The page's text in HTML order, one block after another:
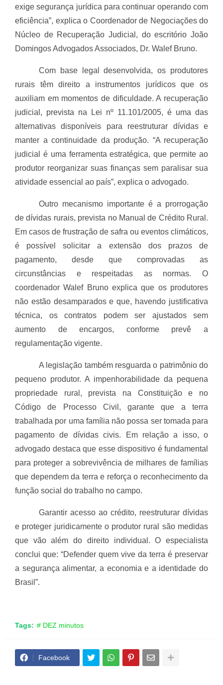
exige segurança jurídica para continuar operando com
eficiência”, explica o Coordenador de Negociações do
Núcleo de Recuperação Judicial, do escritório João
Domingos Advogados Associados, Dr. Walef Bruno.
Com base legal desenvolvida, os produtores
rurais têm direito a instrumentos jurídicos que os
auxiliam em momentos de dificuldade. A recuperação
judicial, prevista na Lei nº 11.101/2005, é uma das
alternativas disponíveis para reestruturar dívidas e
manter a continuidade da produção. “A recuperação
judicial é uma ferramenta estratégica, que permite ao
produtor reorganizar suas finanças sem paralisar sua
atividade essencial ao país”, explica o advogado.
Outro mecanismo importante é a prorrogação
de dívidas rurais, prevista no Manual de Crédito Rural.
Em casos de frustração de safra ou eventos climáticos,
é possível solicitar a extensão dos prazos de
pagamento, desde que comprovadas as
circunstâncias e respeitadas as normas. O
coordenador Walef Bruno explica que os produtores
não estão desamparados e que, havendo justificativa
técnica, os contratos podem ser ajustados sem
aumento de encargos, conforme prevê a
regulamentação vigente.
A legislação também resguarda o patrimônio do
pequeno produtor. A impenhorabilidade da pequena
propriedade rural, prevista na Constituição e no
Código de Processo Civil, garante que a terra
trabalhada por uma família não possa ser tomada para
pagamento de dívidas civis. Em relação a isso, o
advogado destaca que esse dispositivo é fundamental
para proteger a sobrevivência de milhares de famílias
que dependem da terra e reforça o reconhecimento da
função social do trabalho no campo.
Garantir acesso ao crédito, reestruturar dívidas
e proteger juridicamente o produtor rural são medidas
que vão além do direito individual. O especialista
conclui que: “Defender quem vive da terra é preservar
a segurança alimentar, a economia e a identidade do
Brasil”.
Tags: # DEZ minutos
Facebook